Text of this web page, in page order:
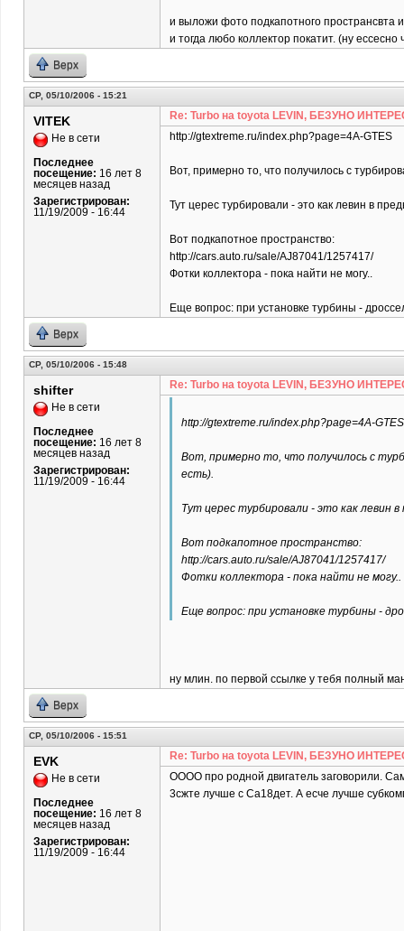
и выложи фото подкапотного пространсвта
и тогда любо коллектор покатит. (ну ессесно
Верх
СР, 05/10/2006 - 15:21
VITEK
Не в сети
Последнее
посещение: 16 лет 8
месяцев назад
Зарегистрирован:
11/19/2009 - 16:44
Re: Turbo на toyota LEVIN, БЕЗУНО
http://gtextreme.ru/index.php?page=4A-GTES
Вот, примерно то, что получилось с
Тут церес турбировали - это как левин в
Вот подкапотное пространство:
http://cars.auto.ru/sale/AJ87041/1257417/
Фотки коллектора - пока найти не могу..
Еще вопрос: при установке турбины -
Верх
СР, 05/10/2006 - 15:48
shifter
Не в сети
Последнее
посещение: 16 лет 8
месяцев назад
Зарегистрирован:
11/19/2009 - 16:44
Re: Turbo на toyota LEVIN, БЕЗУНО
http://gtextreme.ru/index.php?page=4A-GTES
Вот, примерно то, что получилось с
есть).
Тут церес турбировали - это как левин
Вот подкапотное пространство:
http://cars.auto.ru/sale/AJ87041/1257417/
Фотки коллектора - пока найти не могу..
Еще вопрос: при установке турбины -
ну млин. по первой ссылке у тебя полный
Верх
СР, 05/10/2006 - 15:51
EVK
Не в сети
Последнее
посещение: 16 лет 8
месяцев назад
Зарегистрирован:
11/19/2009 - 16:44
Re: Turbo на toyota LEVIN, БЕЗУНО
ОООО про родной двигатель заговорили.
3сжте лучше с Са18дет. А есче лучше